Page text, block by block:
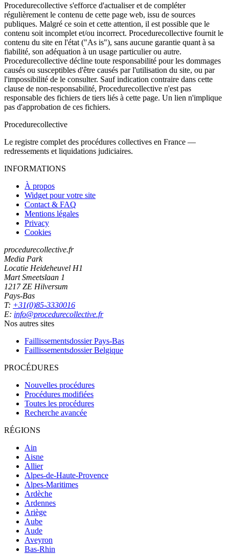
Procedurecollective s'efforce d'actualiser et de compléter
régulièrement le contenu de cette page web, issu de sources
publiques. Malgré ce soin et cette attention, il est possible que le
contenu soit incomplet et/ou incorrect. Procedurecollective fournit le
contenu du site en l'état ("As is"), sans aucune garantie quant à sa
fiabilité, son adéquation à un usage particulier ou autre.
Procedurecollective décline toute responsabilité pour les dommages
causés ou susceptibles d'être causés par l'utilisation du site, ou par
l'impossibilité de le consulter. Sauf indication contraire dans cette
clause de non-responsabilité, Procedurecollective n'est pas
responsable des fichiers de tiers liés à cette page. Un lien n'implique
pas d'approbation de ces fichiers.
Procedurecollective
Le registre complet des procédures collectives en France —
redressements et liquidations judiciaires.
INFORMATIONS
À propos
Widget pour votre site
Contact & FAQ
Mentions légales
Privacy
Cookies
procedurecollective.fr
Media Park
Locatie Heideheuvel H1
Mart Smeetslaan 1
1217 ZE Hilversum
Pays-Bas
T: +31(0)85-3330016
E: info@procedurecollective.fr
Nos autres sites
Faillissementsdossier Pays-Bas
Faillissementsdossier Belgique
PROCÉDURES
Nouvelles procédures
Procédures modifiées
Toutes les procédures
Recherche avancée
RÉGIONS
Ain
Aisne
Allier
Alpes-de-Haute-Provence
Alpes-Maritimes
Ardèche
Ardennes
Ariège
Aube
Aude
Aveyron
Bas-Rhin